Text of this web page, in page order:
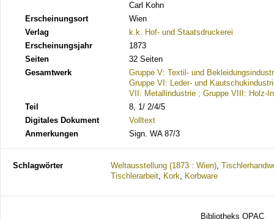
Carl Kohn
Erscheinungsort
Wien
Verlag
k.k. Hof- und Staatsdruckerei
Erscheinungsjahr
1873
Seiten
32 Seiten
Gesamtwerk
Gruppe V: Textil- und
Gruppe VI: Leder- und
VII: Metallindustrie ; Gruppe VIII: Holz-
Teil
8, 1/ 2/4/5
Digitales Dokument
Volltext
Anmerkungen
Sign. WA 87/3
Schlagwörter Weltausstellung (1873 : Wien),
Tischlerarbeit, Kork, Korbware
Bibliotheks OPAC